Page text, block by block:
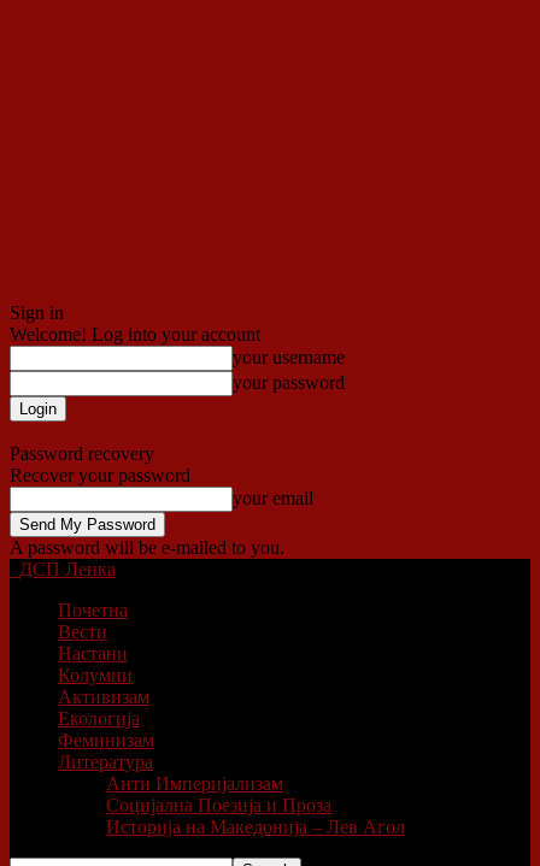
Sign in
Welcome! Log into your account
your username
your password
Password recovery
Recover your password
your email
A password will be e-mailed to you.
ДСП Ленка
Почетна
Вести
Настани
Колумни
Активизам
Екологија
Феминизам
Литература
Анти Империјализам
Социјална Поезија и Проза
Историја на Македонија – Лев Агол